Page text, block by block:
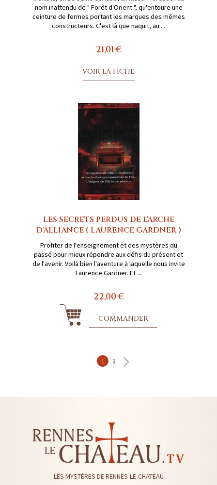
nom inattendu de " Forêt d'Orient ", qu'entoure une
ceinture de fermes portant les marques des mêmes
constructeurs. C'est là que naquit, au ...
21,01 €
VOIR LA FICHE
LES SECRETS PERDUS DE L'ARCHE
D'ALLIANCE ( LAURENCE GARDNER )
Profiter de l'enseignement et des mystères du
passé pour mieux répondre aux défis du présent et
de l'avenir. Voilà bien l'aventure à laquelle nous invite
Laurence Gardner. Et ...
22,00 €
COMMANDER
1 2
LES MYSTÈRES DE RENNES-LE-CHATEAU